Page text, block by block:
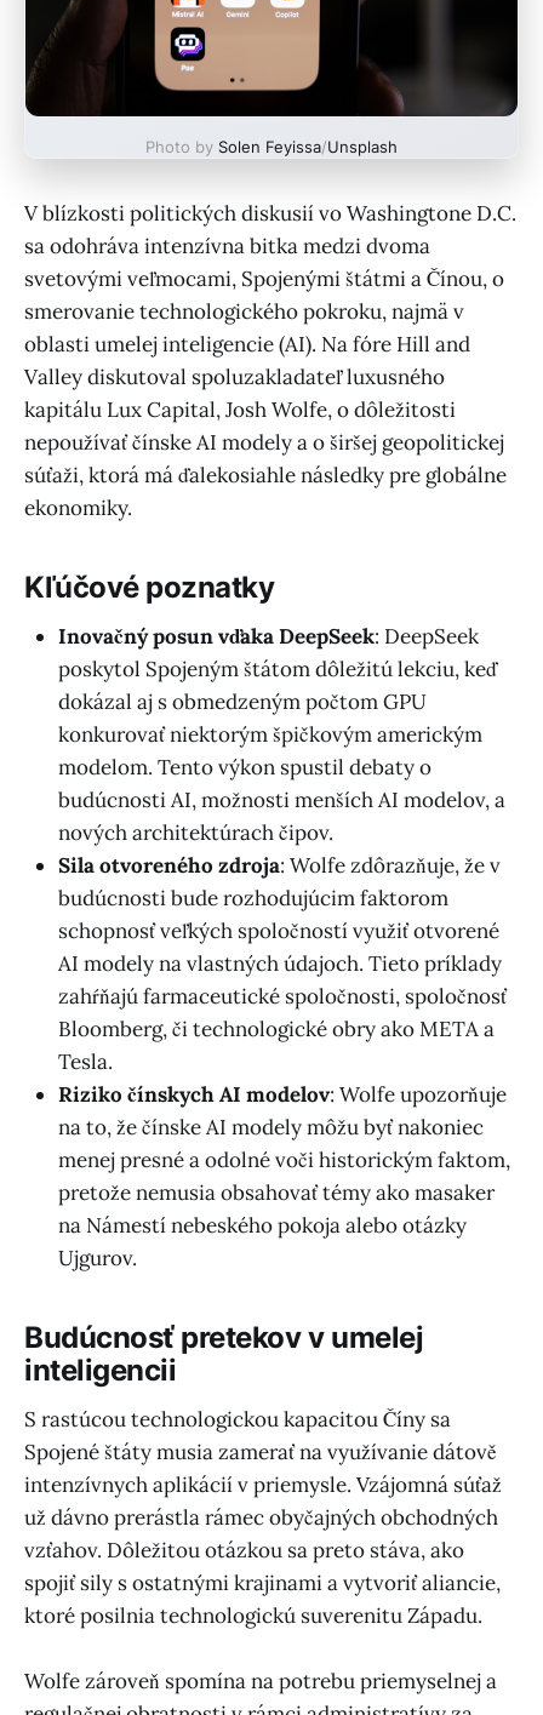
Photo by Solen Feyissa/Unsplash
V blízkosti politických diskusií vo Washingtone D.C.
sa odohráva intenzívna bitka medzi dvoma
svetovými veľmocami, Spojenými štátmi a Čínou, o
smerovanie technologického pokroku, najmä v
oblasti umelej inteligencie (AI). Na fóre Hill and
Valley diskutoval spoluzakladateľ luxusného
kapitálu Lux Capital, Josh Wolfe, o dôležitosti
nepoužívať čínske AI modely a o širšej geopolitickej
súťaži, ktorá má ďalekosiahle následky pre globálne
ekonomiky.
Kľúčové poznatky
Inovačný posun vďaka DeepSeek: DeepSeek
poskytol Spojeným štátom dôležitú lekciu, keď
dokázal aj s obmedzeným počtom GPU
konkurovať niektorým špičkovým americkým
modelom. Tento výkon spustil debaty o
budúcnosti AI, možnosti menších AI modelov, a
nových architektúrach čipov.
Sila otvoreného zdroja: Wolfe zdôrazňuje, že v
budúcnosti bude rozhodujúcim faktorom
schopnosť veľkých spoločností využiť otvorené
AI modely na vlastných údajoch. Tieto príklady
zahŕňajú farmaceutické spoločnosti, spoločnosť
Bloomberg, či technologické obry ako META a
Tesla.
Riziko čínskych AI modelov: Wolfe upozorňuje
na to, že čínske AI modely môžu byť nakoniec
menej presné a odolné voči historickým faktom,
pretože nemusia obsahovať témy ako masaker
na Námestí nebeského pokoja alebo otázky
Ujgurov.
Budúcnosť pretekov v umelej
inteligencii
S rastúcou technologickou kapacitou Číny sa
Spojené štáty musia zamerať na využívanie dátově
intenzívnych aplikácií v priemysle. Vzájomná súťaž
už dávno prerástla rámec obyčajných obchodných
vzťahov. Dôležitou otázkou sa preto stáva, ako
spojiť sily s ostatnými krajinami a vytvoriť aliancie,
ktoré posilnia technologickú suverenitu Západu.
Wolfe zároveň spomína na potrebu priemyselnej a